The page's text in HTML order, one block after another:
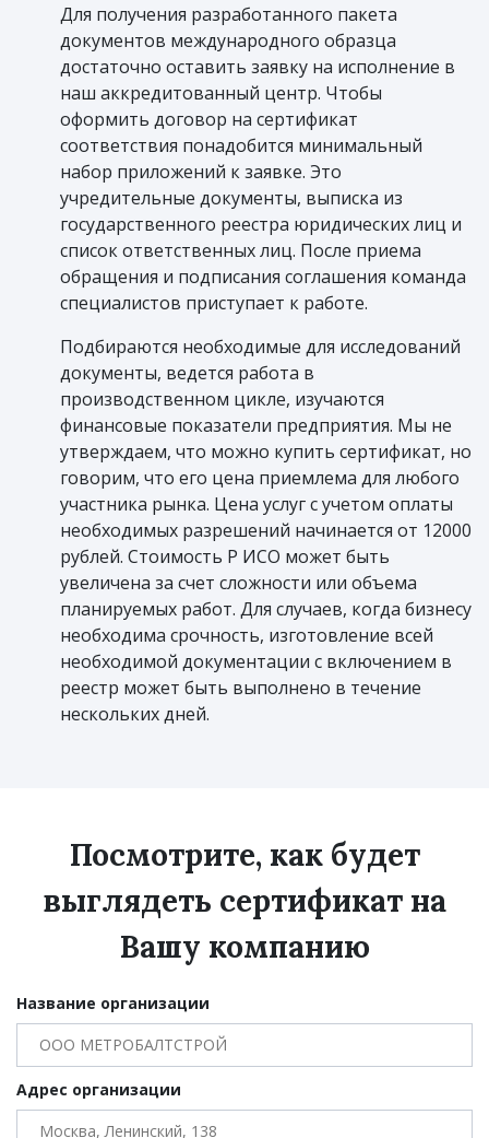
Для получения разработанного пакета
документов международного образца
достаточно оставить заявку на исполнение в
наш аккредитованный центр. Чтобы
оформить договор на сертификат
соответствия понадобится минимальный
набор приложений к заявке. Это
учредительные документы, выписка из
государственного реестра юридических лиц и
список ответственных лиц. После приема
обращения и подписания соглашения команда
специалистов приступает к работе.
Подбираются необходимые для исследований
документы, ведется работа в
производственном цикле, изучаются
финансовые показатели предприятия. Мы не
утверждаем, что можно купить сертификат, но
говорим, что его цена приемлема для любого
участника рынка. Цена услуг с учетом оплаты
необходимых разрешений начинается от 12000
рублей. Стоимость Р ИСО может быть
увеличена за счет сложности или объема
планируемых работ. Для случаев, когда бизнесу
необходима срочность, изготовление всей
необходимой документации с включением в
реестр может быть выполнено в течение
нескольких дней.
Посмотрите, как будет
выглядеть сертификат на
Вашу компанию
Название организации
Адрес организации